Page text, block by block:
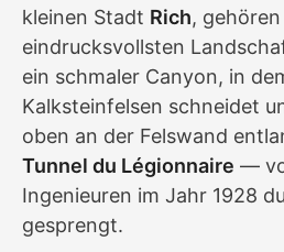
kleinen Stadt Rich,
eindrucksvollsten
ein schmaler Canyon, in
Kalksteinfelsen schneidet
oben an der Felswand
Tunnel du Légionnaire —
Ingenieuren im Jahr 1928
gesprengt.